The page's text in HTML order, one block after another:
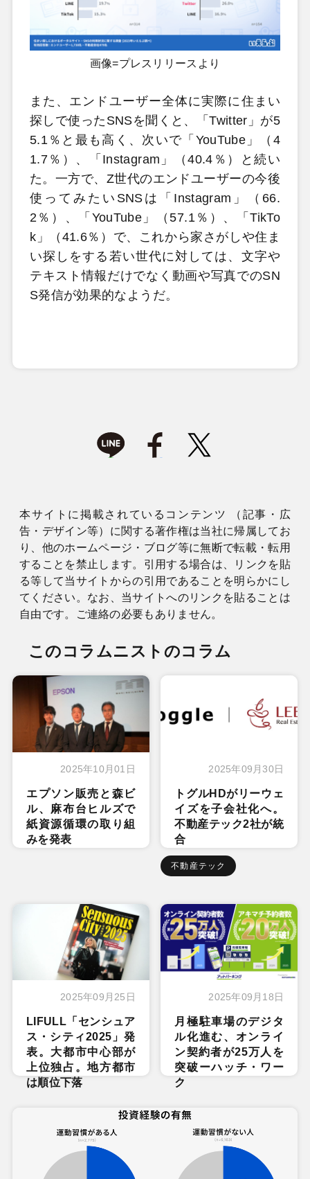
画像=プレスリリースより
また、エンドユーザー全体に実際に住まい
探しで使ったSNSを聞くと、「Twitter」が5
5.1％と最も高く、次いで「YouTube」（4
1.7％）、「Instagram」（40.4％）と続い
た。一方で、Z世代のエンドユーザーの今後
使ってみたいSNSは「Instagram」（66.
2％）、「YouTube」（57.1％）、「TikTo
k」（41.6％）で、これから家さがしや住ま
い探しをする若い世代に対しては、文字や
テキスト情報だけでなく動画や写真でのSN
S発信が効果的なようだ。
本サイトに掲載されているコンテンツ （記事・広
告・デザイン等）に関する著作権は当社に帰属してお
り、他のホームページ・ブログ等に無断で転載・転用
することを禁止します。引用する場合は、リンクを貼
る等して当サイトからの引用であることを明らかにし
てください。なお、当サイトへのリンクを貼ることは
自由です。ご連絡の必要もありません。
このコラムニストのコラム
2025年10月01日
エプソン販売と森ビ
ル、麻布台ヒルズで
紙資源循環の取り組
みを発表
2025年09月30日
トグルHDがリーウェ
イズを子会社化へ。
不動産テック2社が統
合
不動産テック
2025年09月25日
LIFULL「センシュア
ス・シティ2025」発
表。大都市中心部が
上位独占。地方都市
は順位下落
2025年09月18日
月極駐車場のデジタ
ル化進む、オンライ
ン契約者が25万人を
突破ーハッチ・ワー
ク